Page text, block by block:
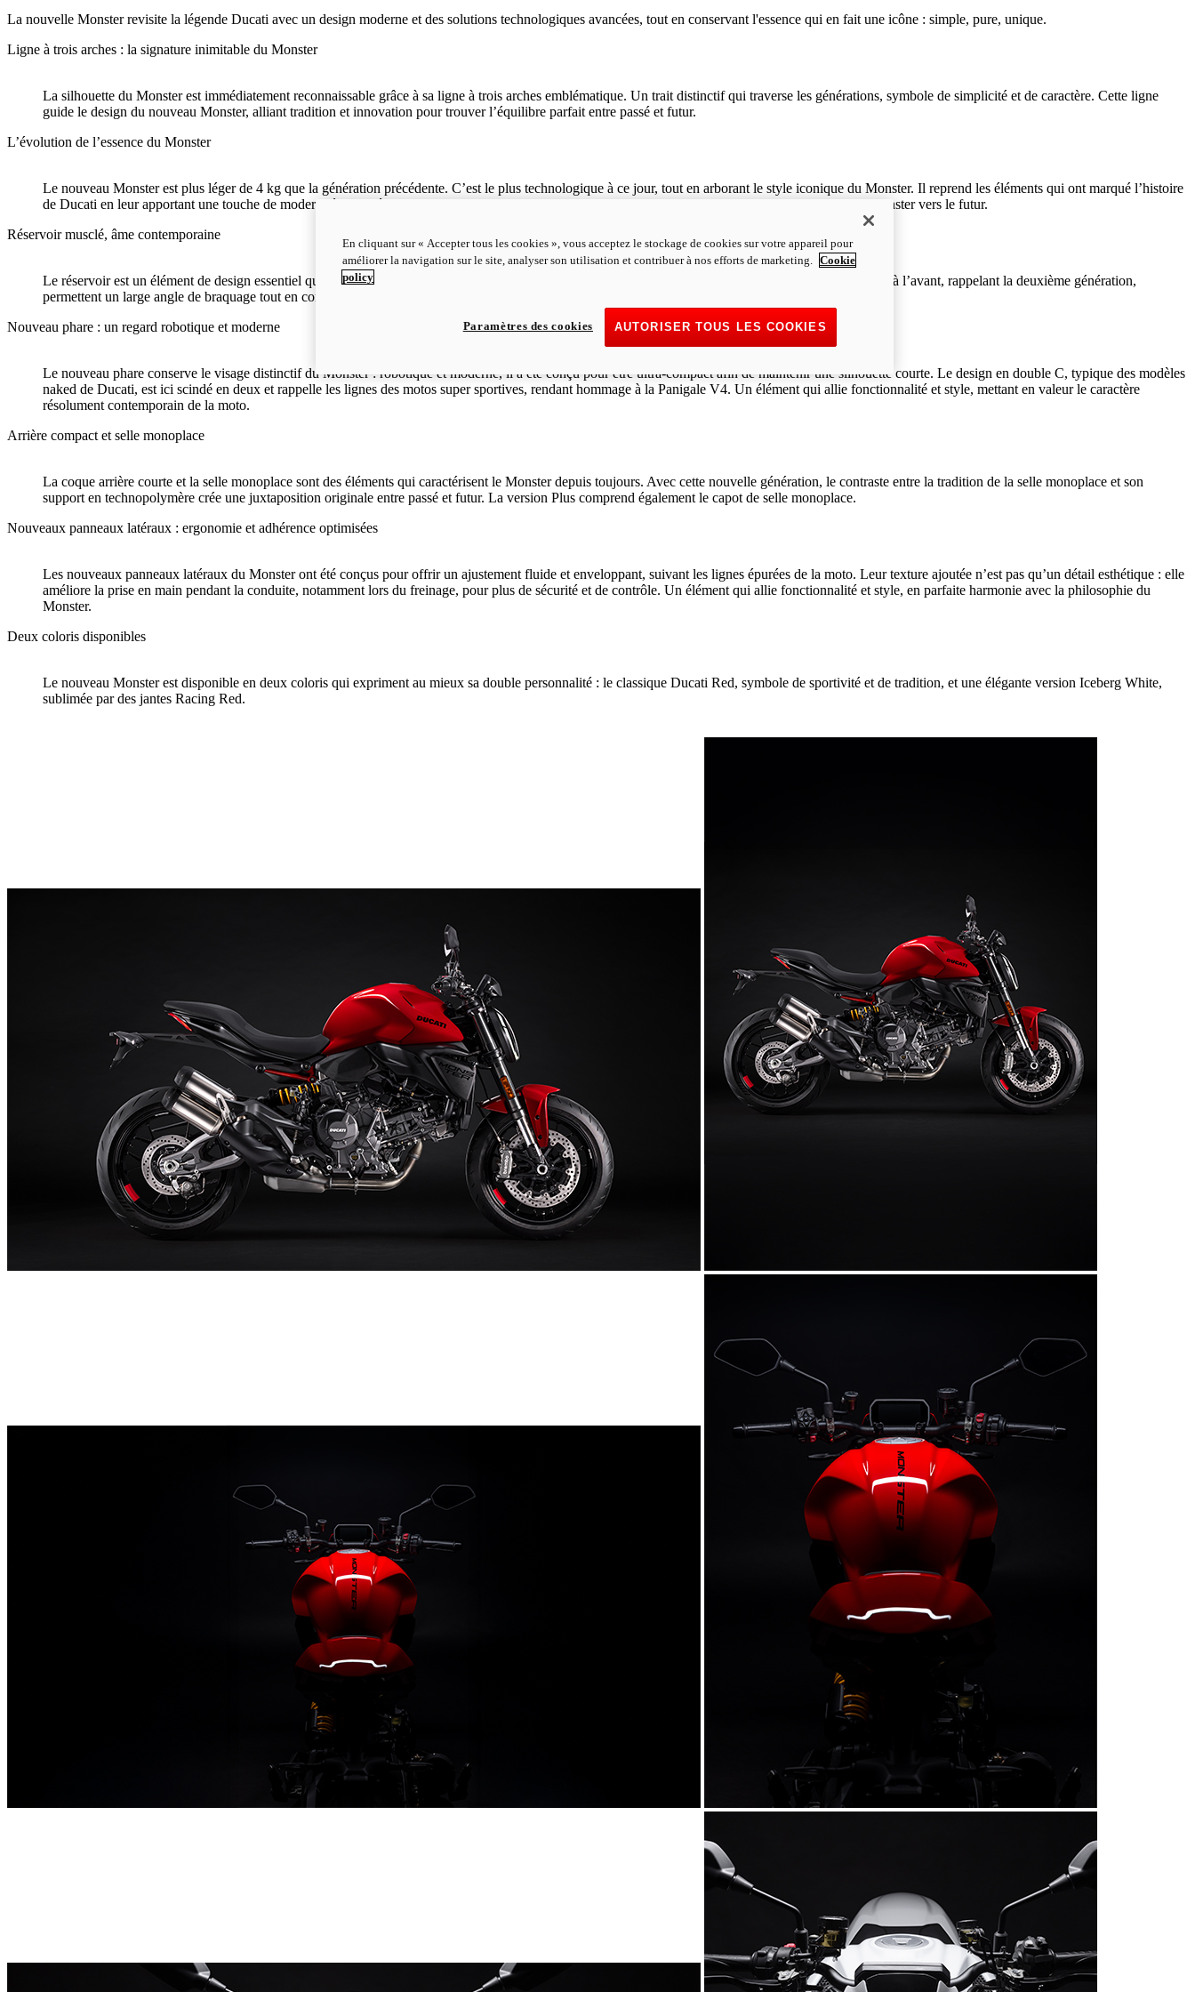
La nouvelle Monster revisite la légende Ducati avec un design moderne et des solutions technologiques avancées, tout en conservant l'essence qui en fait une icône : simple, pure, unique.
Ligne à trois arches : la signature inimitable du Monster
La silhouette du Monster est immédiatement reconnaissable grâce à sa ligne à trois arches emblématique. Un trait distinctif qui traverse les générations, symbole de simplicité et de caractère. Cette ligne
guide le design du nouveau Monster, alliant tradition et innovation pour trouver l’équilibre parfait entre passé et futur.
L’évolution de l’essence du Monster
Le nouveau Monster est plus léger de 4 kg que la génération précédente. C’est le plus technologique à ce jour, tout en arborant le style iconique du Monster. Il reprend les éléments qui ont marqué l’histoire
de Ducati en leur apportant une touche de modernité. Des détails qui rappellent ses origines, mais avec un style et une technologie qui propulsent le Monster vers le futur.
Réservoir musclé, âme contemporaine
Le réservoir est un élément de design essentiel qui associe un langage résolument contemporain à des références aux légendes du passé. Les prises d’air à l’avant, rappelant la deuxième génération,
permettent un large angle de braquage tout en conservant une présence imposante.
Nouveau phare : un regard robotique et moderne
Le nouveau phare conserve le visage distinctif du Monster : robotique et moderne, il a été conçu pour être ultra-compact afin de maintenir une silhouette courte. Le design en double C, typique des modèles
naked de Ducati, est ici scindé en deux et rappelle les lignes des motos super sportives, rendant hommage à la Panigale V4. Un élément qui allie fonctionnalité et style, mettant en valeur le caractère
résolument contemporain de la moto.
Arrière compact et selle monoplace
La coque arrière courte et la selle monoplace sont des éléments qui caractérisent le Monster depuis toujours. Avec cette nouvelle génération, le contraste entre la tradition de la selle monoplace et son
support en technopolymère crée une juxtaposition originale entre passé et futur. La version Plus comprend également le capot de selle monoplace.
Nouveaux panneaux latéraux : ergonomie et adhérence optimisées
Les nouveaux panneaux latéraux du Monster ont été conçus pour offrir un ajustement fluide et enveloppant, suivant les lignes épurées de la moto. Leur texture ajoutée n’est pas qu’un détail esthétique : elle
améliore la prise en main pendant la conduite, notamment lors du freinage, pour plus de sécurité et de contrôle. Un élément qui allie fonctionnalité et style, en parfaite harmonie avec la philosophie du
Monster.
Deux coloris disponibles
Le nouveau Monster est disponible en deux coloris qui expriment au mieux sa double personnalité : le classique Ducati Red, symbole de sportivité et de tradition, et une élégante version Iceberg White,
sublimée par des jantes Racing Red.
En cliquant sur « Accepter tous les cookies », vous acceptez le stockage de cookies sur votre appareil pour
améliorer la navigation sur le site, analyser son utilisation et contribuer à nos efforts de marketing. Cookie
policy
AUTORISER TOUS LES COOKIES
Paramètres des cookies